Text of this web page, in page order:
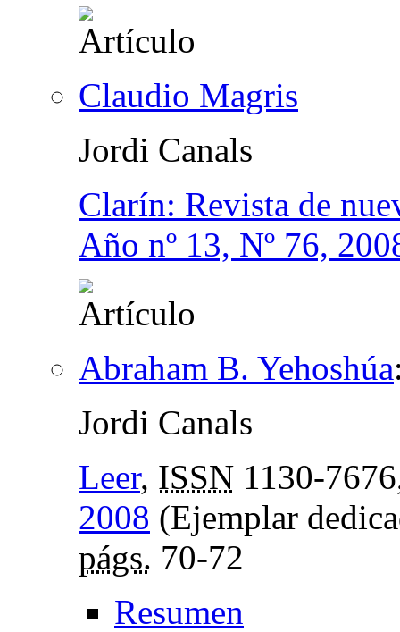
Claudio Magris
Jordi Canals
Clarín: Revista de
Año nº 13, Nº 76,
Abraham B. Yehoshúa
Jordi Canals
Leer, ISSN 1130-
2008 (Ejemplar
págs. 70-72
Resumen